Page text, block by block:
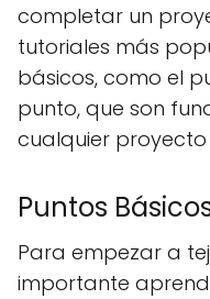
completar un
tutoriales más
básicos, como el
punto, que son
cualquier
Puntos
Para empezar a
importante